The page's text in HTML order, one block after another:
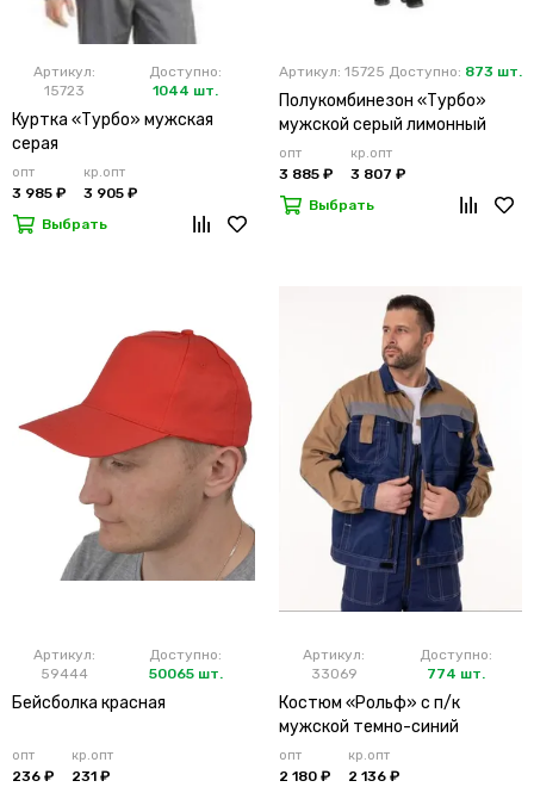
Артикул:
15723
Доступно:
1044 шт.
Куртка «Турбо» мужская
серая
опт
3 985 ₽
кр.опт
3 905 ₽
Выбрать
Артикул: 15725 Доступно: 873 шт.
Полукомбинезон «Турбо»
мужской серый лимонный
опт
3 885 ₽
кр.опт
3 807 ₽
Выбрать
Артикул:
59444
Доступно:
50065 шт.
Бейсболка красная
опт
236 ₽
кр.опт
231 ₽
Артикул:
33069
Доступно:
774 шт.
Костюм «Рольф» с п/к
мужской темно-синий
опт
2 180 ₽
кр.опт
2 136 ₽